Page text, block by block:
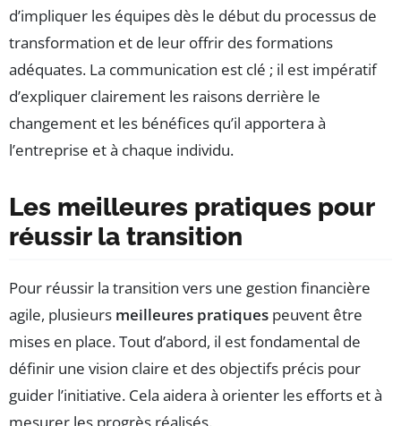
d’impliquer les équipes dès le début du processus de
transformation et de leur offrir des formations
adéquates. La communication est clé ; il est impératif
d’expliquer clairement les raisons derrière le
changement et les bénéfices qu’il apportera à
l’entreprise et à chaque individu.
Les meilleures pratiques pour
réussir la transition
Pour réussir la transition vers une gestion financière
agile, plusieurs meilleures pratiques peuvent être
mises en place. Tout d’abord, il est fondamental de
définir une vision claire et des objectifs précis pour
guider l’initiative. Cela aidera à orienter les efforts et à
mesurer les progrès réalisés.